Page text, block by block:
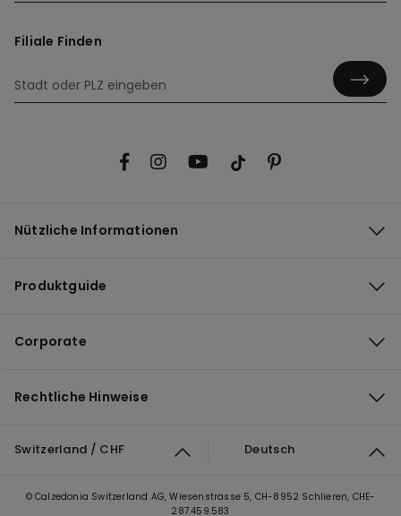
Filiale Finden
Nützliche Informationen
Produktguide
Corporate
Rechtliche Hinweise
Switzerland / CHF Deutsch
© Calzedonia Switzerland AG, Wiesenstrasse 5, CH-8952 Schlieren, CHE-
287.459.583